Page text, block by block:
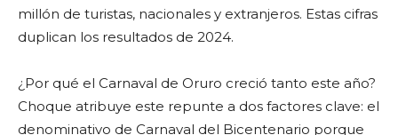
millón de turistas, nacionales y extranjeros. Estas cifras
duplican los resultados de 2024.
¿Por qué el Carnaval de Oruro creció tanto este año?
Choque atribuye este repunte a dos factores clave: el
denominativo de Carnaval del Bicentenario porque